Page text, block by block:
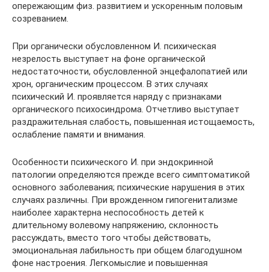
опережающим физ. развитием и ускоренным половым
созреванием.
При органически обусловленном И. психическая
незрелость выступает на фоне органической
недостаточности, обусловленной энцефалопатией или
хрон, органическим процессом. В этих случаях
психический И. проявляется наряду с признаками
органического психосиндрома. Отчетливо выступает
раздражительная слабость, повышенная истощаемость,
ослабление памяти и внимания.
Особенности психического И. при эндокринной
патологии определяются прежде всего симптоматикой
основного заболевания; психические нарушения в этих
случаях различны. При врожденном гипогенитализме
наиболее характерна неспособность детей к
длительному волевому напряжению, склонность
рассуждать, вместо того чтобы действовать,
эмоциональная лабильность при общем благодушном
фоне настроения. Легкомыслие и повышенная